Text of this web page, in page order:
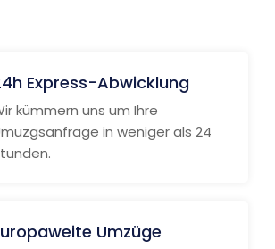
Express-Abwicklung
kümmern uns um Ihre
in weniger als 24
Umzüge